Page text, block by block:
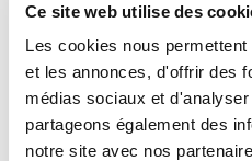
Ce site web utilise des
Les cookies nous
et les annonces, d'offrir des
médias sociaux et
partageons également des
notre site avec nos
table au plateau en verre et
tapis et à l’assise en cuir